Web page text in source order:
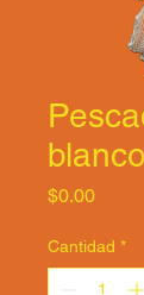
$0.00Precio
Cantidad *